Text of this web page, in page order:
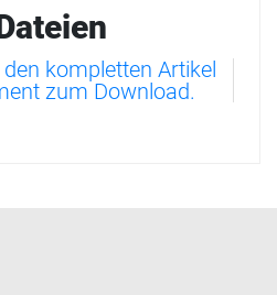
kompletten Artikel
zum Download.